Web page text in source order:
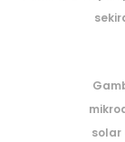
solar